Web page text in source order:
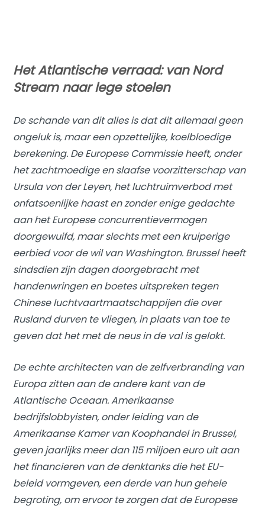
Het Atlantische verraad: van Nord
Stream naar lege stoelen
De schande van dit alles is dat dit allemaal geen
ongeluk is, maar een opzettelijke, koelbloedige
berekening. De Europese Commissie heeft, onder
het zachtmoedige en slaafse voorzitterschap van
Ursula von der Leyen, het luchtruimverbod met
onfatsoenlijke haast en zonder enige gedachte
aan het Europese concurrentievermogen
doorgewuifd, maar slechts met een kruiperige
eerbied voor de wil van Washington. Brussel heeft
sindsdien zijn dagen doorgebracht met
handenwringen en boetes uitspreken tegen
Chinese luchtvaartmaatschappijen die over
Rusland durven te vliegen, in plaats van toe te
geven dat het met de neus in de val is gelokt.
De echte architecten van de zelfverbranding van
Europa zitten aan de andere kant van de
Atlantische Oceaan. Amerikaanse
bedrijfslobbyisten, onder leiding van de
Amerikaanse Kamer van Koophandel in Brussel,
geven jaarlijks meer dan 115 miljoen euro uit aan
het financieren van de denktanks die het EU-
beleid vormgeven, een derde van hun gehele
begroting, om ervoor te zorgen dat de Europese